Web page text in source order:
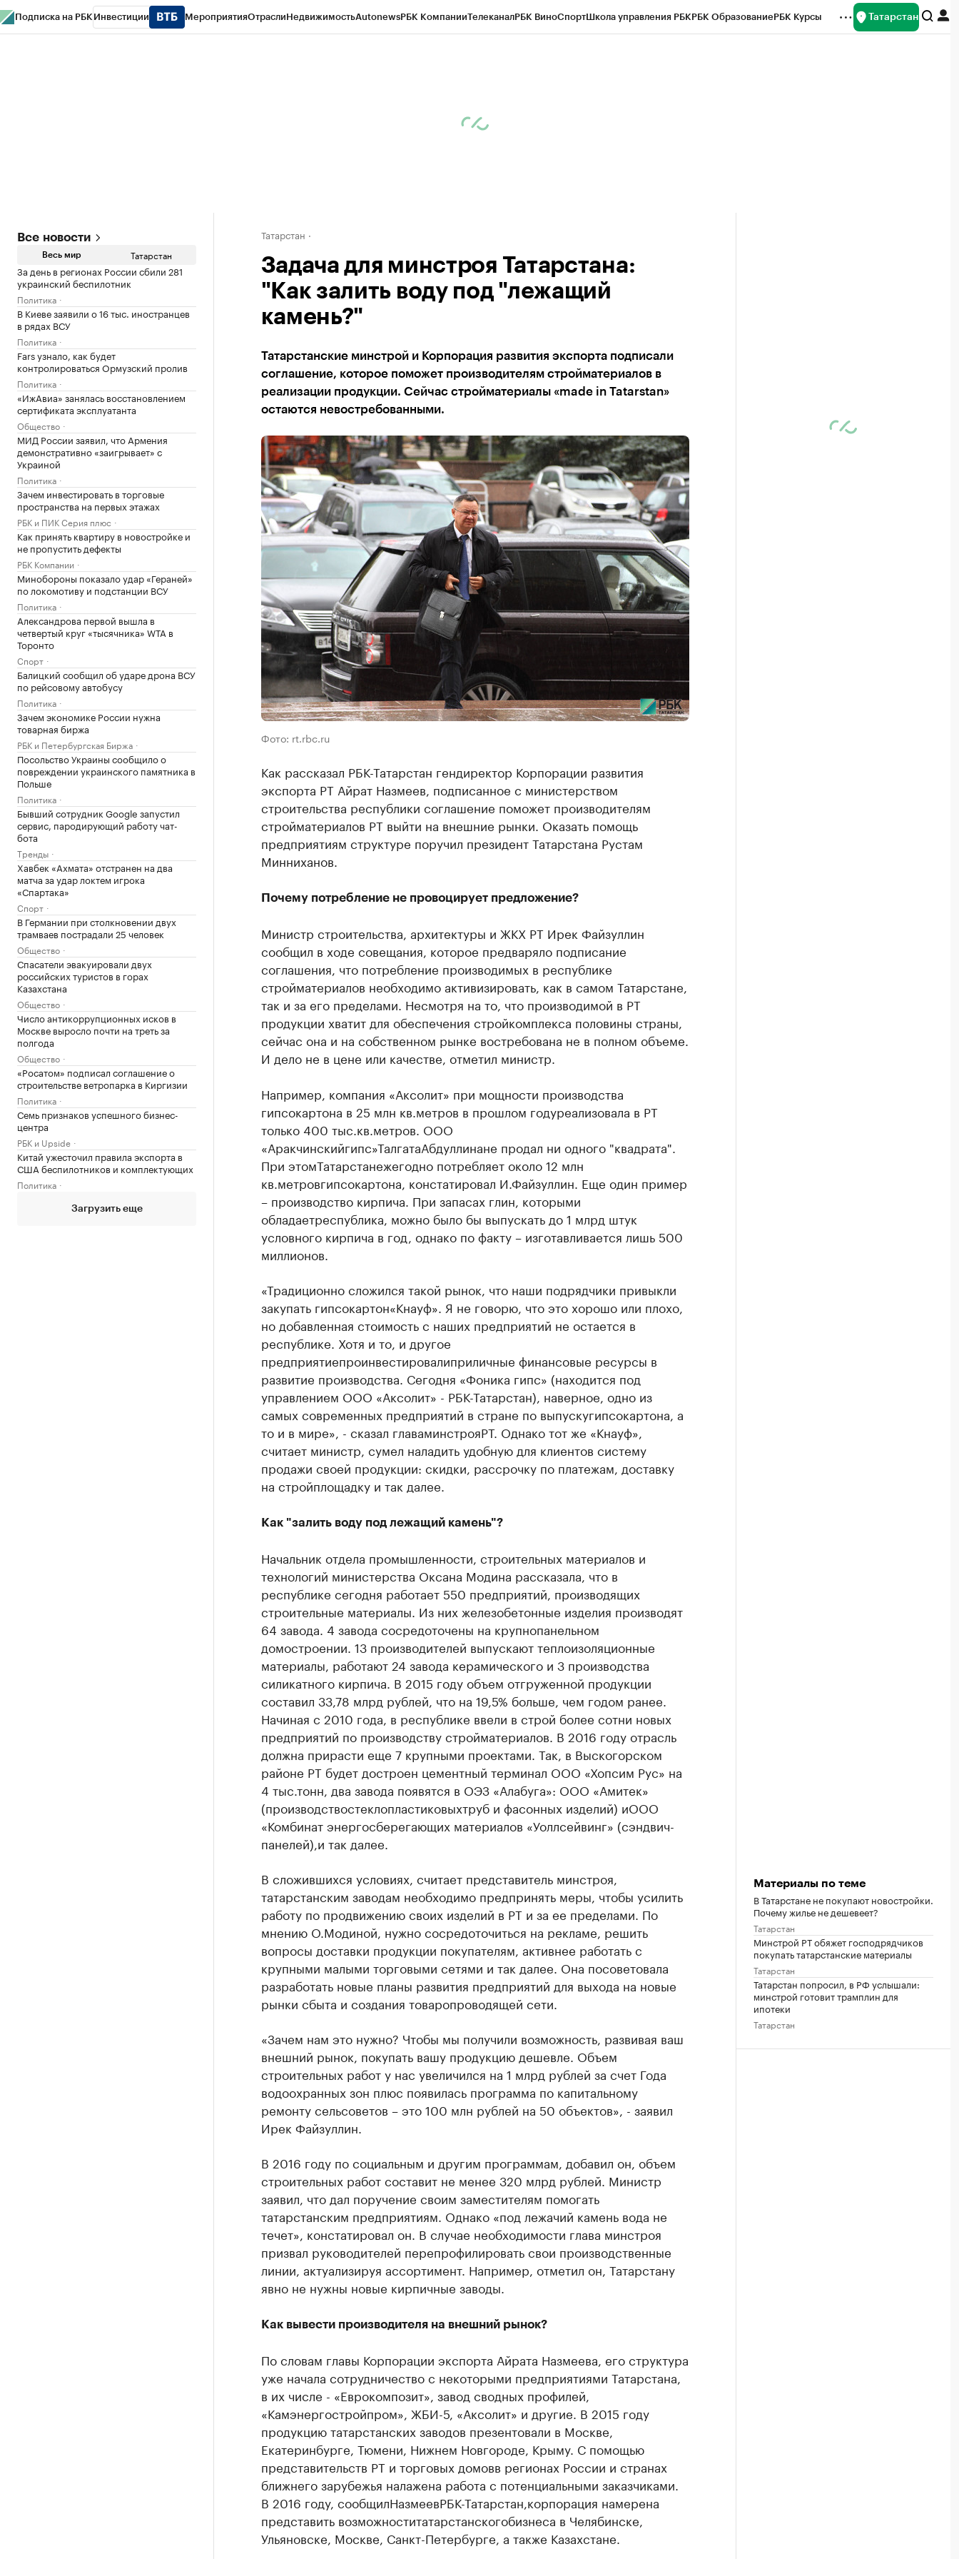
Подписка на РБК Инвестиции МероприятияОтраслиНедвижимостьAutonewsРБК КомпанииТелеканалРБК ВиноСпортШкола управления РБКРБК ОбразованиеРБК Курсы Татарстан
Все новости
Весь мир Татарстан
За день в регионах России сбили 281
украинский беспилотник
Политика
В Киеве заявили о 16 тыс. иностранцев
в рядах ВСУ
Политика
Fars узнало, как будет
контролироваться Ормузский пролив
Политика
«ИжАвиа» занялась восстановлением
сертификата эксплуатанта
Общество
МИД России заявил, что Армения
демонстративно «заигрывает» с
Украиной
Политика
Зачем инвестировать в торговые
пространства на первых этажах
РБК и ПИК Серия плюс
Как принять квартиру в новостройке и
не пропустить дефекты
РБК Компании
Минобороны показало удар «Гераней»
по локомотиву и подстанции ВСУ
Политика
Александрова первой вышла в
четвертый круг «тысячника» WTA в
Торонто
Спорт
Балицкий сообщил об ударе дрона ВСУ
по рейсовому автобусу
Политика
Зачем экономике России нужна
товарная биржа
РБК и Петербургская Биржа
Посольство Украины сообщило о
повреждении украинского памятника в
Польше
Политика
Бывший сотрудник Google запустил
сервис, пародирующий работу чат-
бота
Тренды
Хавбек «Ахмата» отстранен на два
матча за удар локтем игрока
«Спартака»
Спорт
В Германии при столкновении двух
трамваев пострадали 25 человек
Общество
Спасатели эвакуировали двух
российских туристов в горах
Казахстана
Общество
Число антикоррупционных исков в
Москве выросло почти на треть за
полгода
Общество
«Росатом» подписал соглашение о
строительстве ветропарка в Киргизии
Политика
Семь признаков успешного бизнес-
центра
РБК и Upside
Китай ужесточил правила экспорта в
США беспилотников и комплектующих
Политика
Загрузить еще
Татарстан
Задача для минстроя Татарстана:
"Как залить воду под "лежащий
камень?"
Татарстанские минстрой и Корпорация развития экспорта подписали
соглашение, которое поможет производителям стройматериалов в
реализации продукции. Сейчас стройматериалы «made in Tatarstan»
остаются невостребованными.
Фото: rt.rbc.ru
Как рассказал РБК-Татарстан гендиректор Корпорации развития
экспорта РТ Айрат Назмеев, подписанное с министерством
строительства республики соглашение поможет производителям
стройматериалов РТ выйти на внешние рынки. Оказать помощь
предприятиям структуре поручил президент Татарстана Рустам
Минниханов.
Почему потребление не провоцирует предложение?
Министр строительства, архитектуры и ЖКХ РТ Ирек Файзуллин
сообщил в ходе совещания, которое предваряло подписание
соглашения, что потребление производимых в республике
стройматериалов необходимо активизировать, как в самом Татарстане,
так и за его пределами. Несмотря на то, что производимой в РТ
продукции хватит для обеспечения стройкомплекса половины страны,
сейчас она и на собственном рынке востребована не в полном объеме.
И дело не в цене или качестве, отметил министр.
Например, компания «Аксолит» при мощности производства
гипсокартона в 25 млн кв.метров в прошлом годуреализовала в РТ
только 400 тыс.кв.метров. ООО
«Аракчинскийгипс»ТалгатаАбдуллинане продал ни одного "квадрата".
При этомТатарстанежегодно потребляет около 12 млн
кв.метровгипсокартона , констатировал И.Файзуллин. Еще один пример
– производство кирпича. При запасах глин, которыми
обладаетреспублика , можно было бы выпускать до 1 млрд штук
условного кирпича в год, однако по факту – изготавливается лишь 500
миллионов.
«Традиционно сложился такой рынок, что наши подрядчики привыкли
закупать гипсокартон«Кнауф». Я не говорю, что это хорошо или плохо,
но добавленная стоимость с наших предприятий не остается в
республике. Хотя и то, и другое
предприятиепроинвестировалиприличные финансовые ресурсы в
развитие производства. Сегодня «Фоника гипс» (находится под
управлением ООО «Аксолит» - РБК-Татарстан), наверное, одно из
самых современных предприятий в стране по выпускугипсокартона , а
то и в мире», - сказал главаминстрояРТ. Однако тот же «Кнауф»,
считает министр, сумел наладить удобную для клиентов систему
продажи своей продукции: скидки, рассрочку по платежам, доставку
на стройплощадку и так далее.
Как "залить воду под лежащий камень"?
Начальник отдела промышленности, строительных материалов и
технологий министерства Оксана Модина рассказала, что в
республике сегодня работает 550 предприятий, производящих
строительные материалы. Из них железобетонные изделия производят
64 завода. 4 завода сосредоточены на крупнопанельном
домостроении. 13 производителей выпускают теплоизоляционные
материалы, работают 24 завода керамического и 3 производства
силикатного кирпича. В 2015 году объем отгруженной продукции
составил 33,78 млрд рублей, что на 19,5% больше, чем годом ранее.
Начиная с 2010 года, в республике ввели в строй более сотни новых
предприятий по производству стройматериалов. В 2016 году отрасль
должна прирасти еще 7 крупными проектами. Так, в Выскогорском
районе РТ будет достроен цементный терминал ООО «Хопсим Рус» на
4 тыс.тонн, два завода появятся в ОЭЗ «Алабуга»: ООО «Амитек»
(производствостеклопластиковыхтруб и фасонных изделий) иООО
«Комбинат энергосберегающих материалов «Уоллсейвинг» (сэндвич-
панелей), и так далее.
В сложившихся условиях, считает представитель минстроя,
татарстанским заводам необходимо предпринять меры, чтобы усилить
работу по продвижению своих изделий в РТ и за ее пределами. По
мнению О.Модиной, нужно сосредоточиться на рекламе, решить
вопросы доставки продукции покупателям, активнее работать с
крупными малыми торговыми сетями и так далее. Она посоветовала
разработать новые планы развития предприятий для выхода на новые
рынки сбыта и создания товаропроводящей сети.
«Зачем нам это нужно? Чтобы мы получили возможность, развивая ваш
внешний рынок, покупать вашу продукцию дешевле. Объем
строительных работ у нас увеличился на 1 млрд рублей за счет Года
водоохранных зон плюс появилась программа по капитальному
ремонту сельсоветов – это 100 млн рублей на 50 объектов», - заявил
Ирек Файзуллин.
В 2016 году по социальным и другим программам, добавил он, объем
строительных работ составит не менее 320 млрд рублей. Министр
заявил, что дал поручение своим заместителям помогать
татарстанским предприятиям. Однако «под лежачий камень вода не
течет», констатировал он. В случае необходимости глава минстроя
призвал руководителей перепрофилировать свои производственные
линии, актуализируя ассортимент. Например, отметил он, Татарстану
явно не нужны новые кирпичные заводы.
Как вывести производителя на внешний рынок?
По словам главы Корпорации экспорта Айрата Назмеева, его структура
уже начала сотрудничество с некоторыми предприятиями Татарстана,
в их числе - «Еврокомпозит», завод сводных профилей,
«Камэнергостройпром», ЖБИ-5, «Аксолит» и другие. В 2015 году
продукцию татарстанских заводов презентовали в Москве,
Екатеринбурге, Тюмени, Нижнем Новгороде, Крыму. С помощью
представительств РТ и торговых домовв регионах России и странах
ближнего зарубежья налажена работа с потенциальными заказчиками.
В 2016 году, сообщилНазмеевРБК-Татарстан, корпорация намерена
представить возможноститатарстанскогобизнеса в Челябинске,
Ульяновске, Москве, Санкт-Петербурге, а также Казахстане.
Материалы по теме
В Татарстане не покупают новостройки.
Почему жилье не дешевеет?
Татарстан
Минстрой РТ обяжет господрядчиков
покупать татарстанские материалы
Татарстан
Татарстан попросил, в РФ услышали:
минстрой готовит трамплин для
ипотеки
Татарстан